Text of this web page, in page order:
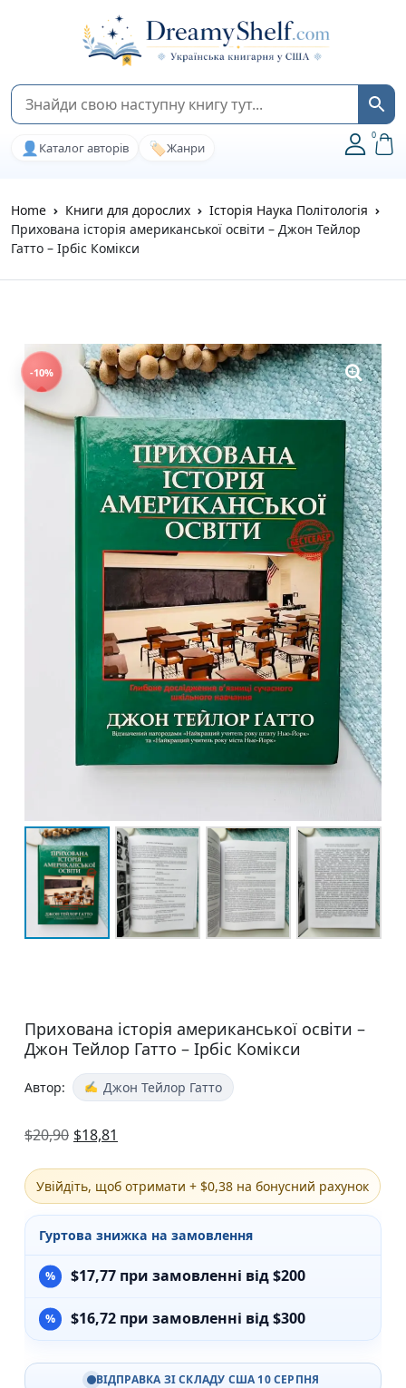
👤 Каталог авторів 🏷️Жанри
0
Home Книги для дорослих
Історія Наука Політологія
Прихована історія американської освіти – Джон Тейлор
Гатто – Ірбіс Комікси
-10%
Прихована історія американської освіти –
Джон Тейлор Гатто – Ірбіс Комікси
Автор: Джон Тейлор Гатто
$20,90 $18,81
Увійдіть, щоб отримати + $0,38 на бонусний рахунок
Гуртова знижка на замовлення
$17,77 при замовленні від $200
$16,72 при замовленні від $300
ВІДПРАВКА ЗІ СКЛАДУ США 10 СЕРПНЯ